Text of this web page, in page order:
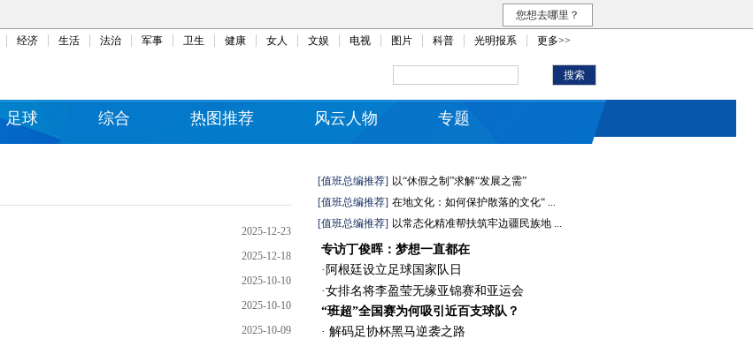
您想去哪里？
经济 生活 法治 军事 卫生 健康 女人 文娱 电视 图片 科普 光明报系 更多>>
足球 综合 热图推荐 风云人物 专题
2025-12-23
2025-12-18
2025-10-10
2025-10-10
2025-10-09
[值班总编推荐] 以“休假之制”求解“发展之需”
[值班总编推荐] 在地文化：如何保护散落的文化“ ...
[值班总编推荐] 以常态化精准帮扶筑牢边疆民族地 ...
专访丁俊晖：梦想一直都在
· 阿根廷设立足球国家队日
·女排名将李盈莹无缘亚锦赛和亚运会
“班超”全国赛为何吸引近百支球队？
· 解码足协杯黑马逆袭之路